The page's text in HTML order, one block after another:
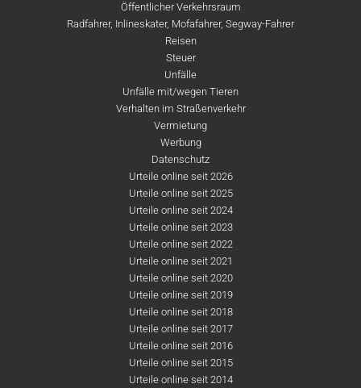
Öffentlicher Verkehrsraum
Radfahrer, Inlineskater, Mofafahrer, Segway-Fahrer
Reisen
Steuer
Unfälle
Unfälle mit/wegen Tieren
Verhalten im Straßenverkehr
Vermietung
Werbung
Datenschutz
Urteile online seit 2026
Urteile online seit 2025
Urteile online seit 2024
Urteile online seit 2023
Urteile online seit 2022
Urteile online seit 2021
Urteile online seit 2020
Urteile online seit 2019
Urteile online seit 2018
Urteile online seit 2017
Urteile online seit 2016
Urteile online seit 2015
Urteile online seit 2014